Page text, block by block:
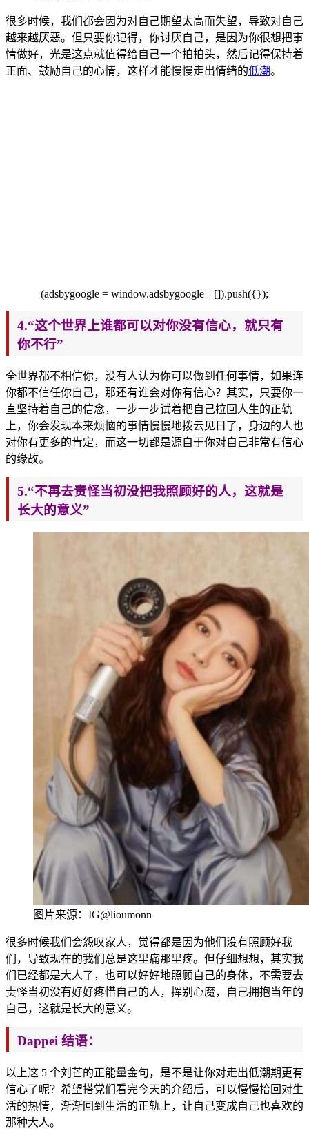
很多时候，我们都会因为对自己期望太高而失望，导致对自己
越来越厌恶。但只要你记得，你讨厌自己，是因为你很想把事
情做好，光是这点就值得给自己一个拍拍头，然后记得保持着
正面、鼓励自己的心情，这样才能慢慢走出情绪的低潮。
(adsbygoogle = window.adsbygoogle || []).push({});
4.“这个世界上谁都可以对你没有信心，就只有
你不行”
全世界都不相信你，没有人认为你可以做到任何事情，如果连
你都不信任你自己，那还有谁会对你有信心？其实，
只要你一
直坚持着自己的信念，一步一步试着把自己拉回人生的正轨
上，你会发现本来烦恼的事情慢慢地拨云见日了，身边的人也
对你有更多的肯定，而这一切都是源自于你对自己非常有信心
的缘故。
5.“不再去责怪当初没把我照顾好的人，这就是
长大的意义”
图片来源：IG@lioumonn
很多时候我们会怨叹家人，觉得都是因为他们没有照顾好我
们，导致现在的我们总是这里痛那里疼。但仔细想想，其实我
们已经都是大人了，也可以好好地照顾自己的身体，不需要去
责怪当初没有好好疼惜自己的人，挥别心魔，自己拥抱当年的
自己，这就是长大的意义。
Dappei 结语：
以上这 5 个刘芒的正能量金句，是不是让你对走出低潮期更有
信心了呢？希望搭党们看完今天的介绍后，可以慢慢拾回对生
活的热情，渐渐回到生活的正轨上，让自己变成自己也喜欢的
那种大人。